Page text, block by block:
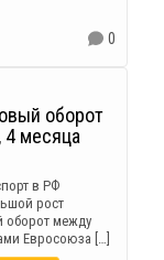
0
оборот
4 месяца
в РФ
рост
оборот между
Евросоюза […]